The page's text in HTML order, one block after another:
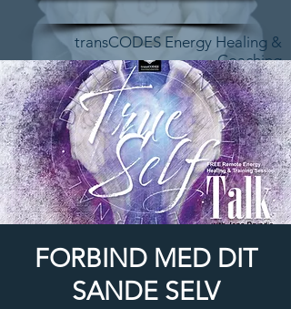
transCODES Energy Healing &
Coaching
FORBIND MED DIT
SANDE SELV